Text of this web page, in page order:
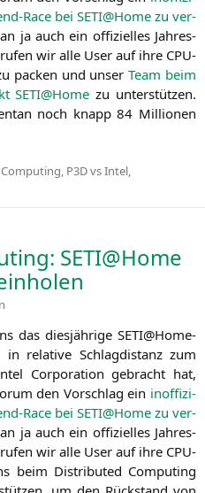
Race bei SETI@Home zu ver­
ja auch ein offi­zi­el­les Jah­res­
wir alle User auf ihre CPU-
packen und unserTeam beim
SETI@Home zu unter­stüt­zen.
noch knapp 84 Mil­lio­nen
P3D vs Intel
SETI@Home
das dies­jäh­ri­ge SETI@Home-
in rela­ti­ve Schlag­di­stanz zum
Cor­po­ra­ti­on gebracht hat,
den Vor­schlag ein inof­fi­zi­
Race bei SETI@Home zu ver­
ja auch ein offi­zi­el­les Jah­res­
wir alle User auf ihre CPU-
beim Dis­tri­bu­ted Com­pu­ting